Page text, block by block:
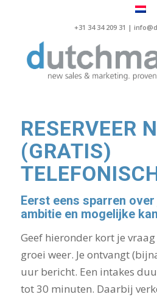
+31 34 34 209 31 |
RESERVEER
(GRATIS)
Eerst eens sparren
ambitie en mogelijke
Geef hieronder kort je
groei weer. Je ontvangt
uur bericht. Een intakes
tot 30 minuten. Daarbij